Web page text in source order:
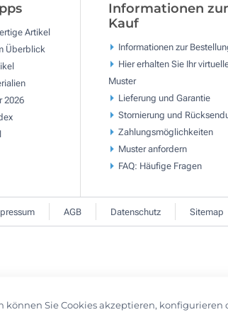
Artikel
Überblick
2026
Informationen
Kauf
Informationen zur
Hier erhalten Sie Ihr
Muster
Lieferung und Garantie
Stornierung und
Zahlungsmöglichkeiten
Muster anfordern
FAQ: Häufige Fragen
AGB Datenschutz Sitemap
Sie Cookies akzeptieren,